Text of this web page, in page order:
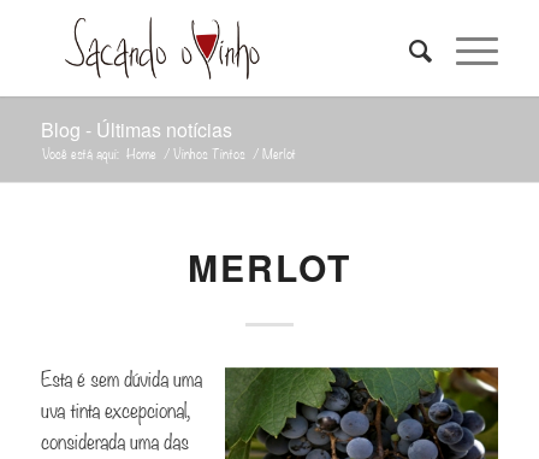
Blog - Últimas notícias
Você está aqui: Home /Vinhos Tintos /Merlot
MERLOT
Esta é sem dúvida uma
uva tinta excepcional,
considerada uma das